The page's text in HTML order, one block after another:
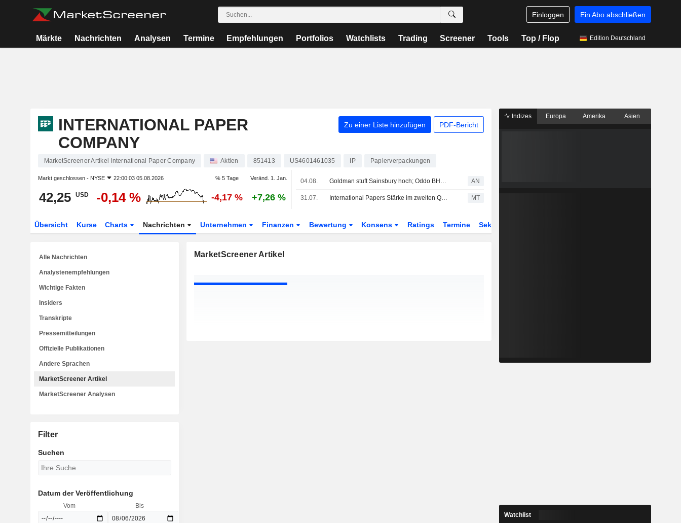
Einloggen Ein Abo abschließen
Märkte Nachrichten Analysen Termine Empfehlungen Portfolios Watchlists Trading Screener Tools Top / Flop Edition Deutschland
INTERNATIONAL PAPER
COMPANY
Zu einer Liste hinzufügen PDF-Bericht
MarketScreener Artikel International Paper Company Aktien 851413 US4601461035 IP Papierverpackungen
Markt geschlossen - NYSE 22:00:03 05.08.2026 % 5 Tage Veränd. 1. Jan.
42,25 USD -0,14 % -4,17 % +7,26 %
04.08. Goldman stuft Sainsbury hoch; Oddo BHF senkt Unite AN
31.07. International Papers Stärke im zweiten Quartal wird durch schwächeren Ausblick für Q3 ausgeglichen, sagt RBC MT
Übersicht Kurse Charts Nachrichten Unternehmen Finanzen Bewertung Konsens Ratings Termine Sektor
MarketScreener Artikel
Alle Nachrichten
Analystenempfehlungen
Wichtige Fakten
Insiders
Transkripte
Pressemitteilungen
Offizielle Publikationen
Andere Sprachen
MarketScreener Artikel
MarketScreener Analysen
Filter
Suchen
Datum der Veröffentlichung
Vom Bis
Indizes Europa Amerika Asien
Watchlist